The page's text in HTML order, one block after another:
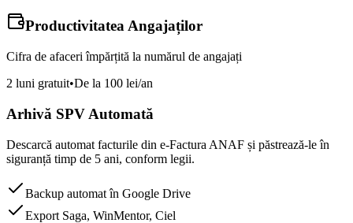
Productivitatea Angajaților
Cifra de afaceri împărțită la numărul de angajați
2 luni gratuit•De la 100 lei/an
Arhivă SPV Automată
Descarcă automat facturile din e-Factura ANAF și păstrează-le în
siguranță timp de 5 ani, conform legii.
Backup automat în Google Drive
Export Saga, WinMentor, Ciel